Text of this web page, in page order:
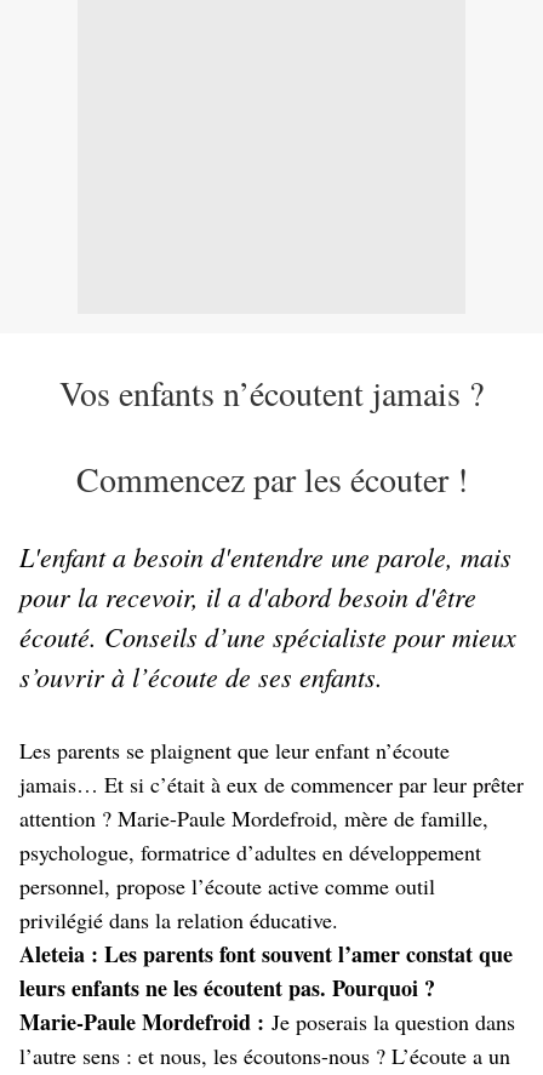
Vos enfants n’écoutent jamais ?
Commencez par les écouter !
L'enfant a besoin d'entendre une parole, mais
pour la recevoir, il a d'abord besoin d'être
écouté. Conseils d’une spécialiste pour mieux
s’ouvrir à l’écoute de ses enfants.
Les parents se plaignent que leur enfant n’écoute
jamais… Et si c’était à eux de commencer par leur prêter
attention ? Marie-Paule Mordefroid, mère de famille,
psychologue, formatrice d’adultes en développement
personnel, propose l’écoute active comme outil
privilégié dans la relation éducative.
Aleteia : Les parents font souvent l’amer constat que
leurs enfants ne les écoutent pas. Pourquoi ?
Marie-Paule Mordefroid : Je poserais la question dans
l’autre sens : et nous, les écoutons-nous ? L’écoute a un